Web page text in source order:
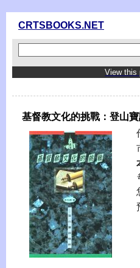
CRTSBOOKS.NET
View this
基督教文化的挑戰：登山